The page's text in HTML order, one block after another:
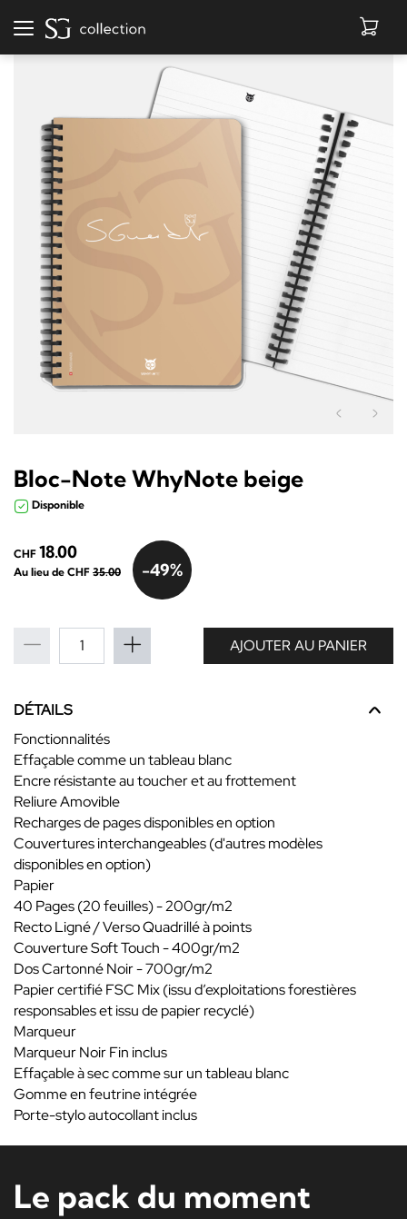
BONNETS
MAROQUINERIE
ACCESSOIRES
DÉSTOCKAGE
Afficher
la
Bloc-Note WhyNote beige
Disponible
CHF 18.00
Au lieu de CHF 35.00 -49%
AJOUTER AU PANIER
DÉTAILS
Fonctionnalités
Effaçable comme un tableau blanc
Encre résistante au toucher et au frottement
Reliure Amovible
Recharges de pages disponibles en option
Couvertures interchangeables (d'autres modèles
disponibles en option)
Papier
40 Pages (20 feuilles) - 200gr/m2
Recto Ligné / Verso Quadrillé à points
Couverture Soft Touch - 400gr/m2
Dos Cartonné Noir - 700gr/m2
Papier certifié FSC Mix (issu d’exploitations forestières
responsables et issu de papier recyclé)
Marqueur
Marqueur Noir Fin inclus
Effaçable à sec comme sur un tableau blanc
Gomme en feutrine intégrée
Porte-stylo autocollant inclus
Le pack du moment